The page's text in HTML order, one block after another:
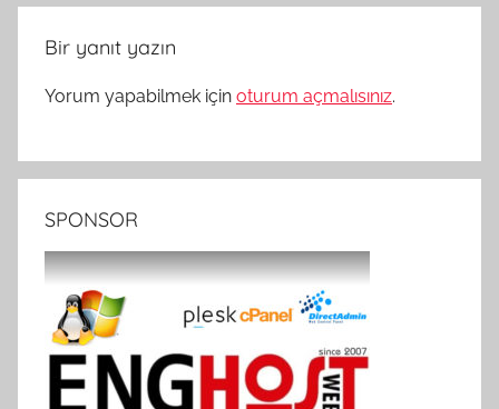
Bir yanıt yazın
Yorum yapabilmek için oturum açmalısınız.
SPONSOR